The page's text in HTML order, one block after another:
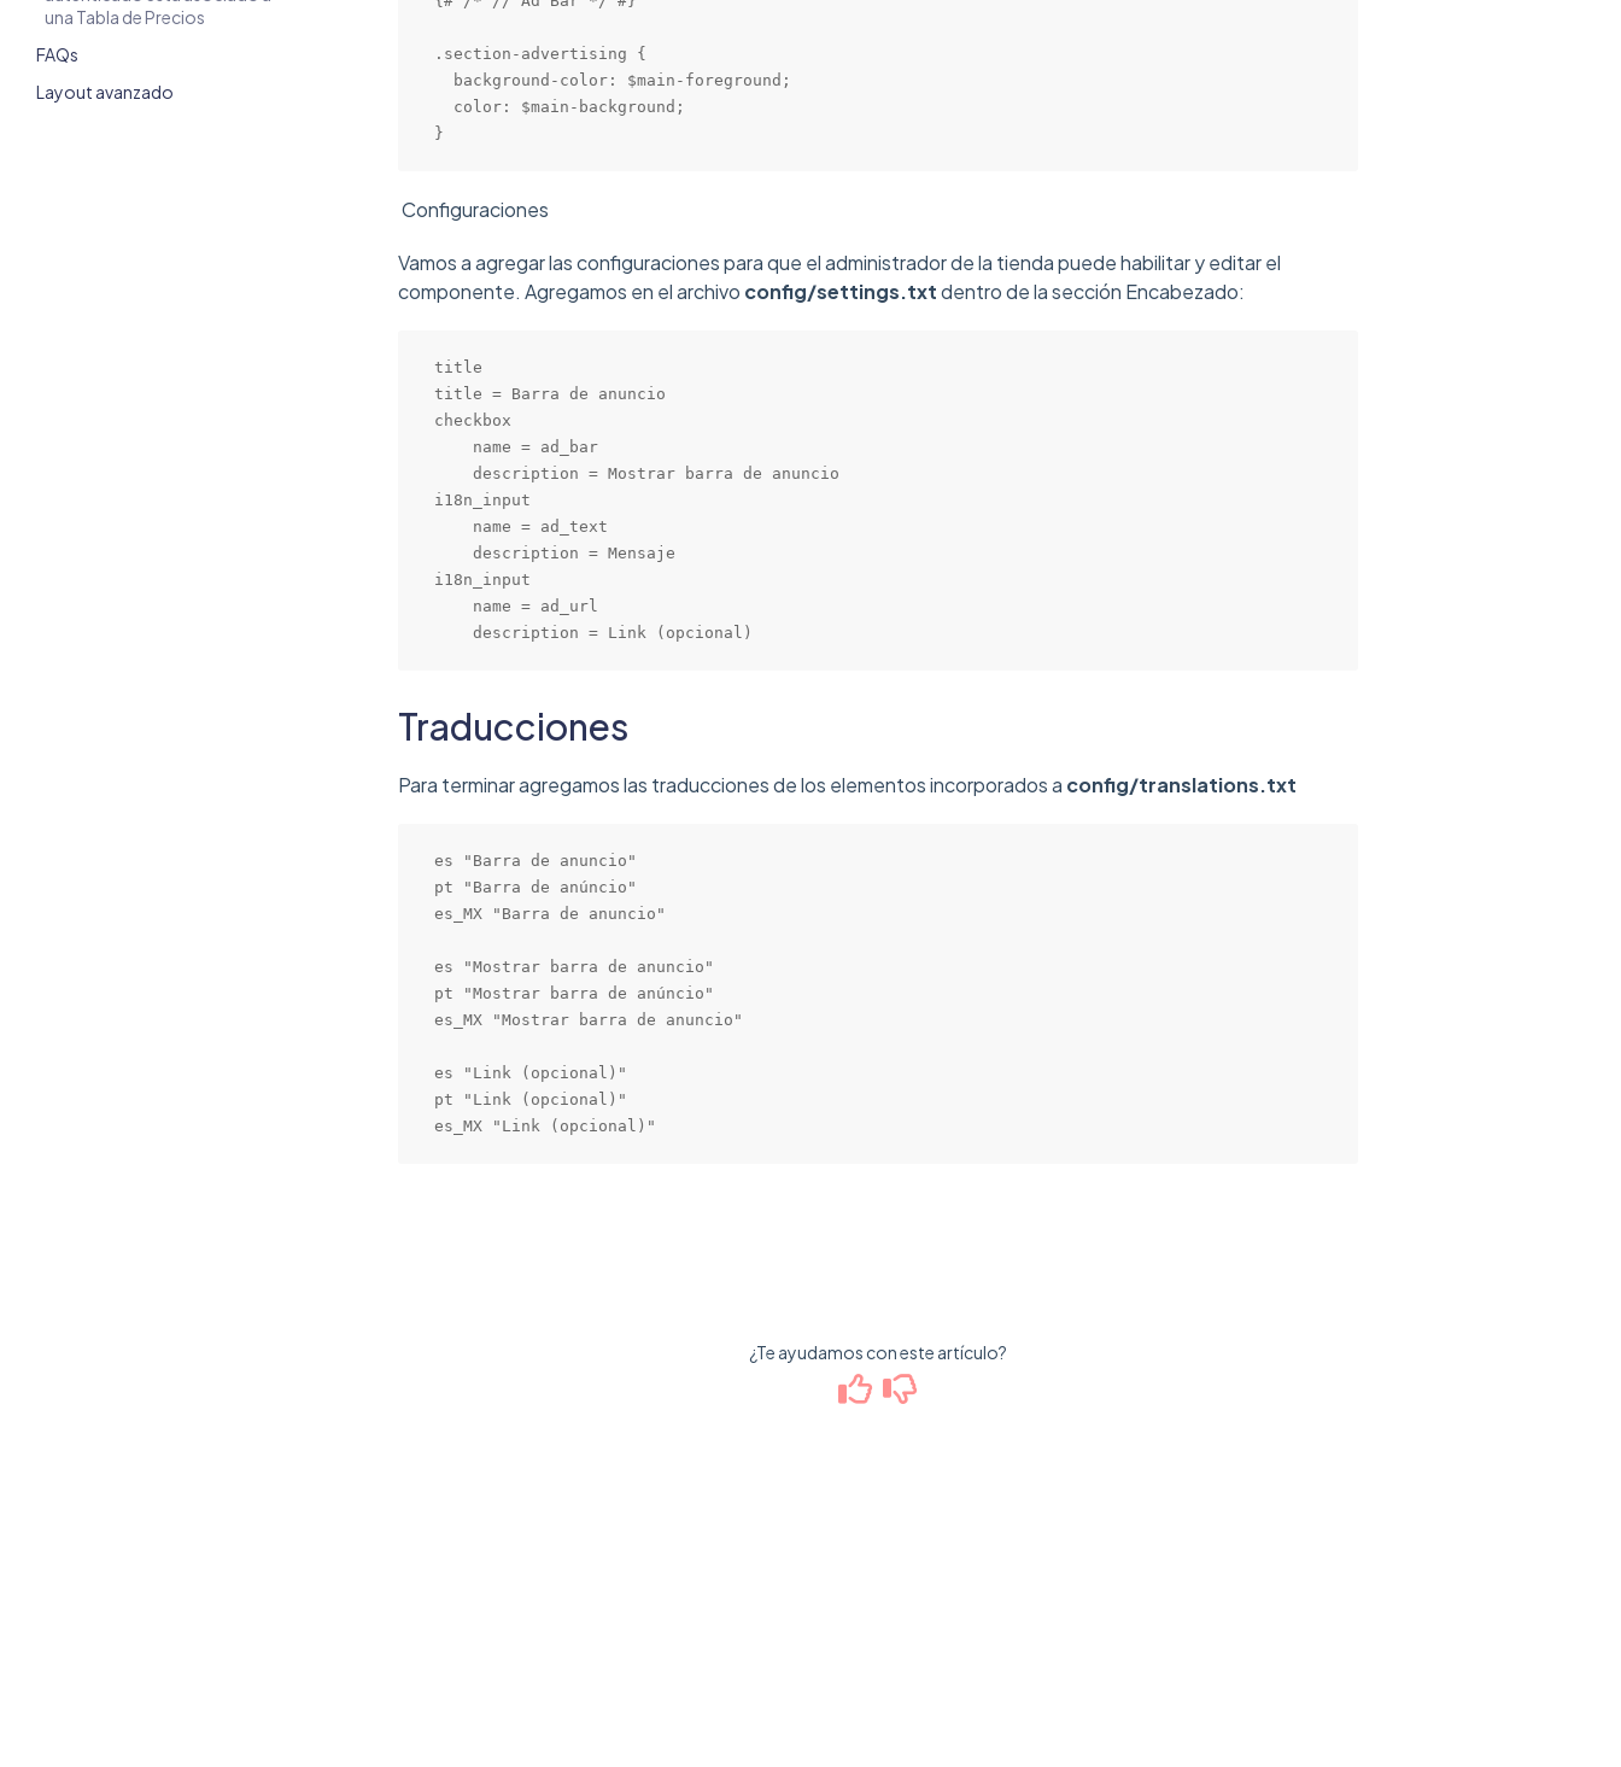
una Tabla de Precios
FAQs
Layout avanzado
.section-advertising {
  background-color: $main-foreground;
  color: $main-background;
}
Configuraciones
Vamos a agregar las configuraciones para que el administrador de la tienda puede habilitar y editar el
componente. Agregamos en el archivo config/settings.txtdentro de la sección Encabezado:
title
title = Barra de anuncio
checkbox
    name = ad_bar
    description = Mostrar barra de anuncio
i18n_input
    name = ad_text
    description = Mensaje
i18n_input
    name = ad_url
    description = Link (opcional)
Traducciones
Para terminar agregamos las traducciones de los elementos incorporados a config/translations.txt
es "Barra de anuncio"
pt "Barra de anúncio"
es_MX "Barra de anuncio"
es "Mostrar barra de anuncio"
pt "Mostrar barra de anúncio"
es_MX "Mostrar barra de anuncio"
es "Link (opcional)"
pt "Link (opcional)"
es_MX "Link (opcional)"
¿Te ayudamos con este artículo?